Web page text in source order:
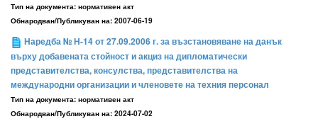
Тип на документа: нормативен акт
Обнародван/Публикуван на: 2007-06-19
Наредба № Н-14 от 27.09.2006 г. за възстановяване на данък
върху добавената стойност и акциз на дипломатически
представителства, консулства, представителства на
международни организации и членовете на техния персонал
Тип на документа: нормативен акт
Обнародван/Публикуван на: 2024-07-02